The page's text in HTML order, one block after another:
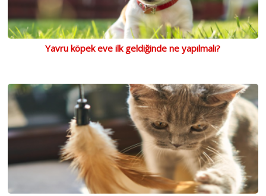
Yavru köpek eve ilk geldiğinde ne yapılmalı?